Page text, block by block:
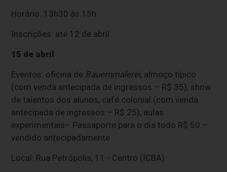
Horário: 13h30 às 15h
Inscrições: até 12 de abril
15 de abril
Eventos: oficina de Bauernmalerei, almoço típico
(com venda antecipada de ingressos – R$ 35), show
de talentos dos alunos, café colonial (com venda
antecipada de ingressos – R$ 25), aulas
experimentais– Passaporte para o dia todo R$ 50 –
vendido antecipadamente
Local: Rua Petrópolis, 11 - Centro (ICBA)